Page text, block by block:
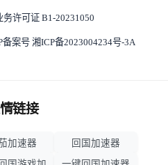
许可证 B1-20231050
案号 湘ICP备2023004234号-3A
链接
加速器
回国加速器